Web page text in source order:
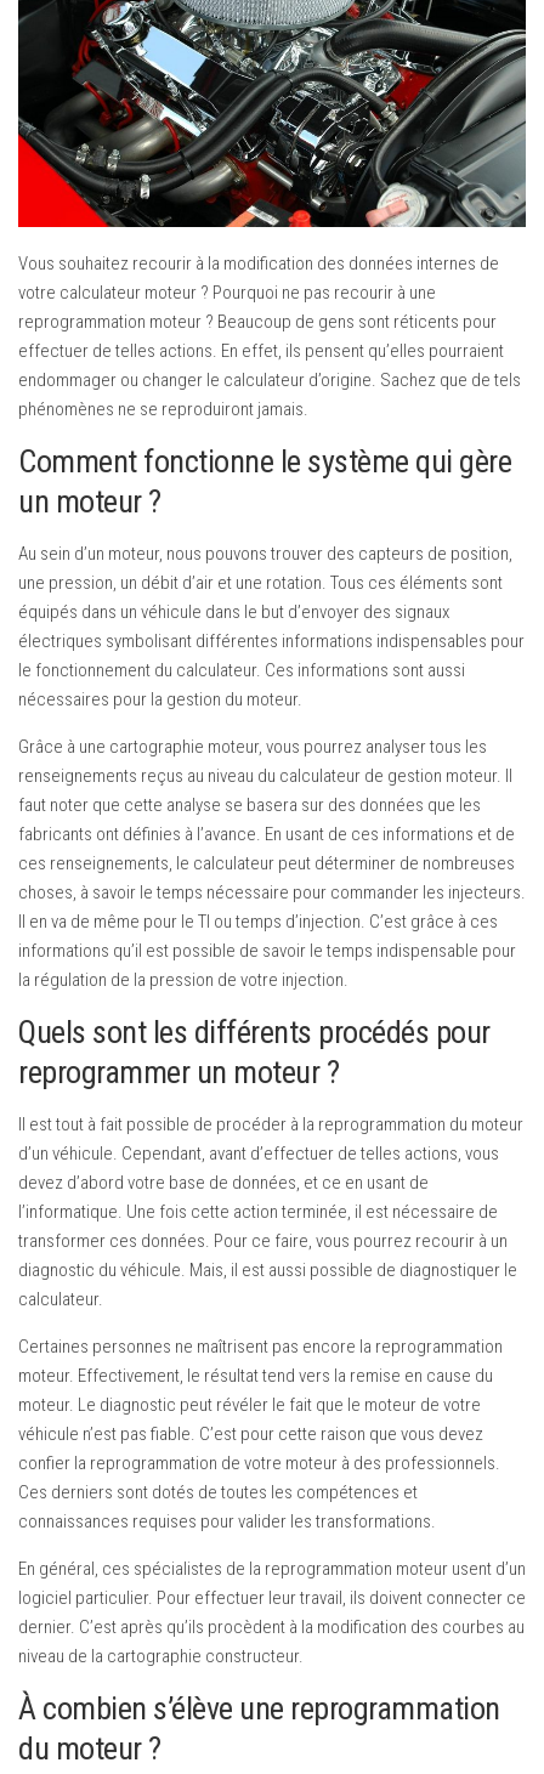
Mondial de Paris
Salon de Détroit
Salon de Los Angeles
Essais
Assurance Auto
Équipement Auto
Pneumatiques
Vous souhaitez recourir à la modification des données internes de
votre calculateur moteur ? Pourquoi ne pas recourir à une
reprogrammation moteur ? Beaucoup de gens sont réticents pour
effectuer de telles actions. En effet, ils pensent qu’elles pourraient
endommager ou changer le calculateur d’origine. Sachez que de tels
phénomènes ne se reproduiront jamais.
Comment fonctionne le système qui gère
un moteur ?
Au sein d’un moteur, nous pouvons trouver des capteurs de position,
une pression, un débit d’air et une rotation. Tous ces éléments sont
équipés dans un véhicule dans le but d’envoyer des signaux
électriques symbolisant différentes informations indispensables pour
le fonctionnement du calculateur. Ces informations sont aussi
nécessaires pour la gestion du moteur.
Grâce à une cartographie moteur, vous pourrez analyser tous les
renseignements reçus au niveau du calculateur de gestion moteur. Il
faut noter que cette analyse se basera sur des données que les
fabricants ont définies à l’avance. En usant de ces informations et de
ces renseignements, le calculateur peut déterminer de nombreuses
choses, à savoir le temps nécessaire pour commander les injecteurs.
Il en va de même pour le TI ou temps d’injection. C’est grâce à ces
informations qu’il est possible de savoir le temps indispensable pour
la régulation de la pression de votre injection.
Quels sont les différents procédés pour
reprogrammer un moteur ?
Il est tout à fait possible de procéder à la reprogrammation du moteur
d’un véhicule. Cependant, avant d’effectuer de telles actions, vous
devez d’abord votre base de données, et ce en usant de
l’informatique. Une fois cette action terminée, il est nécessaire de
transformer ces données. Pour ce faire, vous pourrez recourir à un
diagnostic du véhicule. Mais, il est aussi possible de diagnostiquer le
calculateur.
Certaines personnes ne maîtrisent pas encore la reprogrammation
moteur. Effectivement, le résultat tend vers la remise en cause du
moteur. Le diagnostic peut révéler le fait que le moteur de votre
véhicule n’est pas fiable. C’est pour cette raison que vous devez
confier la reprogrammation de votre moteur à des professionnels.
Ces derniers sont dotés de toutes les compétences et
connaissances requises pour valider les transformations.
En général, ces spécialistes de la reprogrammation moteur usent d’un
logiciel particulier. Pour effectuer leur travail, ils doivent connecter ce
dernier. C’est après qu’ils procèdent à la modification des courbes au
niveau de la cartographie constructeur.
À combien s’élève une reprogrammation
du moteur ?